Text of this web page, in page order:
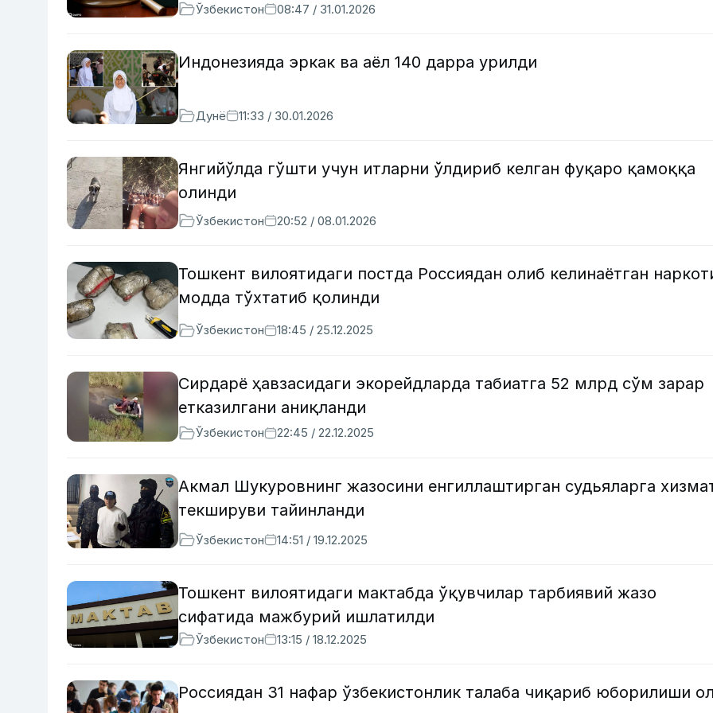
Ўзбекистон 08:47 / 31.01.2026
Индонезияда эркак ва аёл 140 дарра урилди
Дунё 11:33 / 30.01.2026
Янгийўлда гўшти учун итларни ўлдириб келган фуқаро қамоққа
олинди
Ўзбекистон 20:52 / 08.01.2026
Тошкент вилоятидаги постда Россиядан олиб келинаётган
модда тўхтатиб қолинди
Ўзбекистон 18:45 / 25.12.2025
Сирдарё ҳавзасидаги экорейдларда табиатга 52 млрд сўм зарар
етказилгани аниқланди
Ўзбекистон 22:45 / 22.12.2025
Акмал Шукуровнинг жазосини енгиллаштирган судьяларга
текшируви тайинланди
Ўзбекистон 14:51 / 19.12.2025
Тошкент вилоятидаги мактабда ўқувчилар тарбиявий жазо
сифатида мажбурий ишлатилди
Ўзбекистон 13:15 / 18.12.2025
Россиядан 31 нафар ўзбекистонлик талаба чиқариб юборилиши